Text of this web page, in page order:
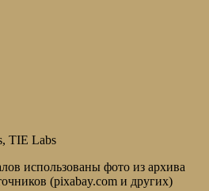
TIE Labs
использованы фото из архива
(pixabay.com и других)